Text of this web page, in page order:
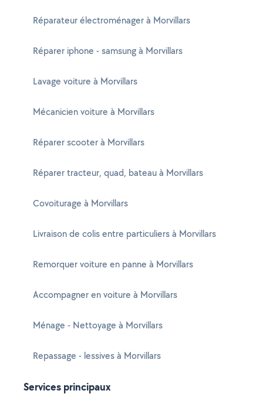
Réparateur électroménager à Morvillars
Réparer iphone - samsung à Morvillars
Lavage voiture à Morvillars
Mécanicien voiture à Morvillars
Réparer scooter à Morvillars
Réparer tracteur, quad, bateau à Morvillars
Covoiturage à Morvillars
Livraison de colis entre particuliers à Morvillars
Remorquer voiture en panne à Morvillars
Accompagner en voiture à Morvillars
Ménage - Nettoyage à Morvillars
Repassage - lessives à Morvillars
Services principaux